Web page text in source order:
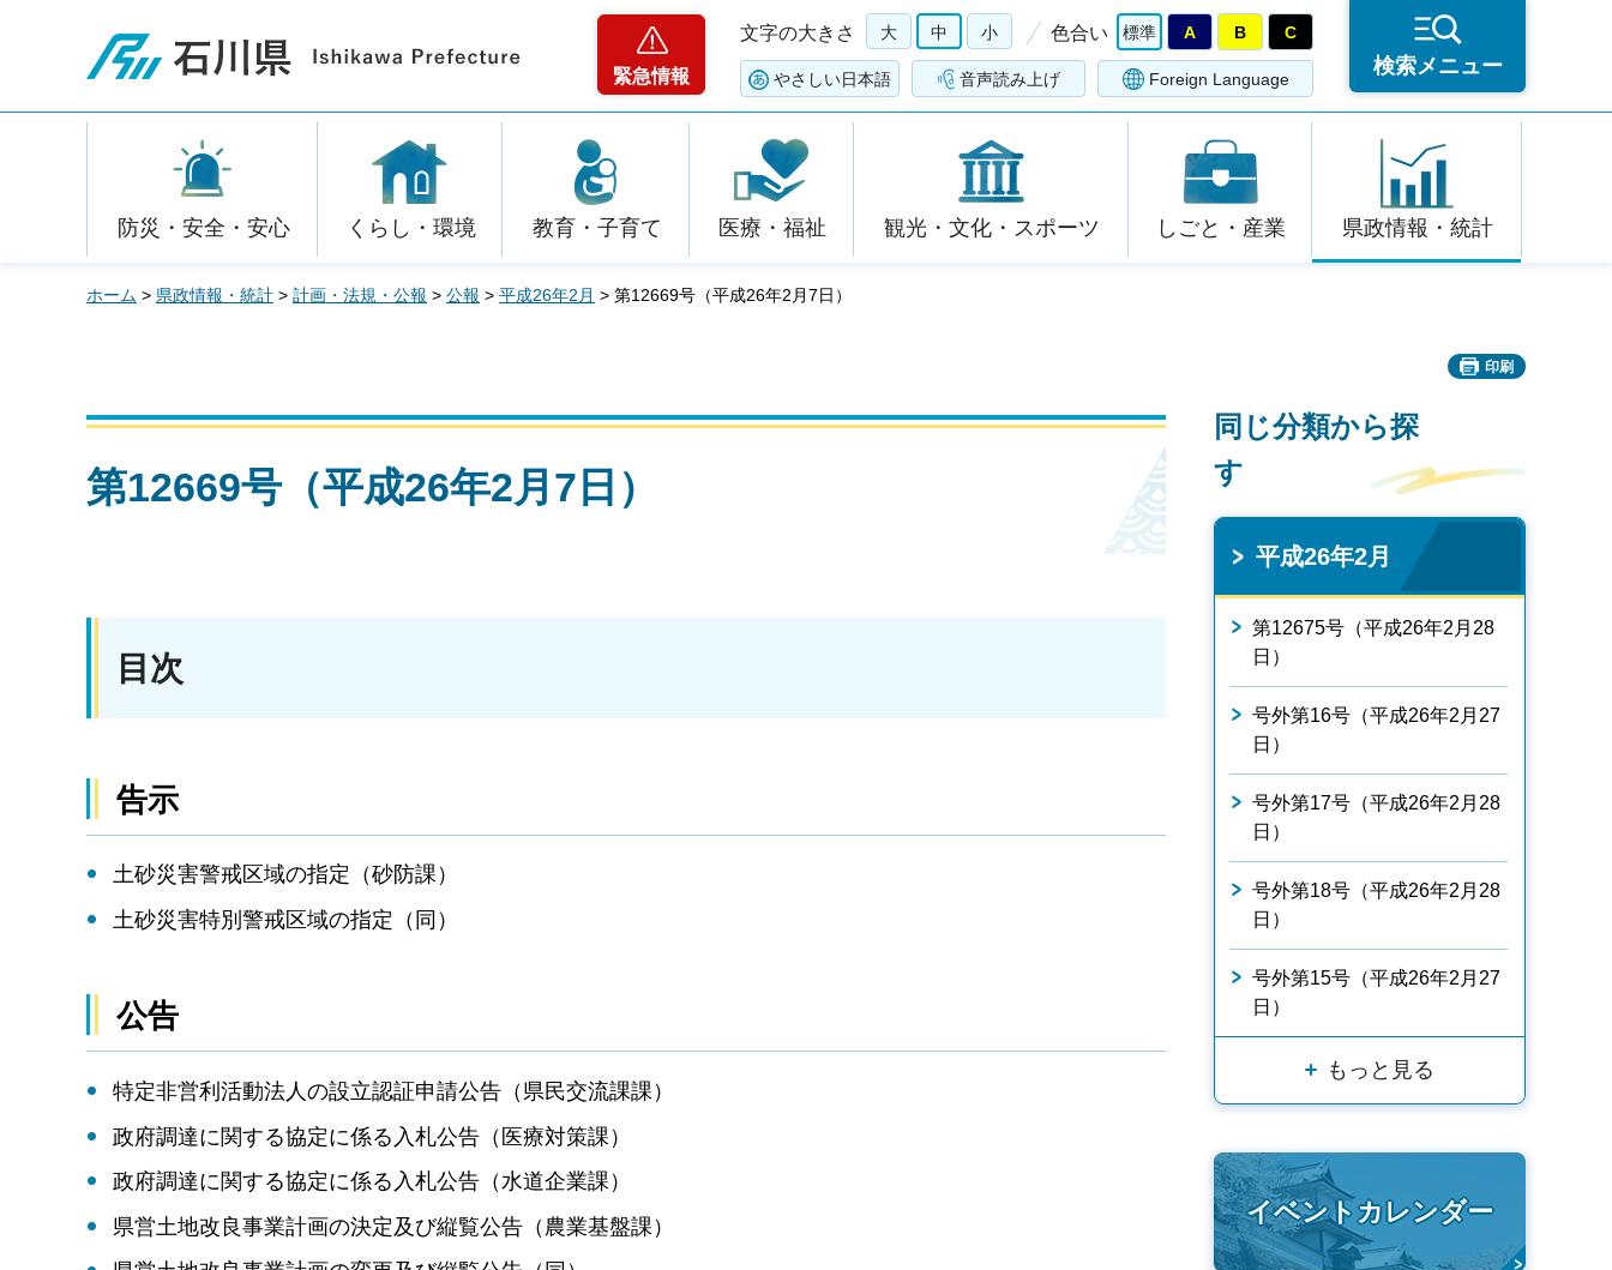
石川県
緊急情報
文字の大きさ 大 中 小 色合い 標準 A B C
やさしい日本語 音声読み上げ Foreign Language
検索メニュー
防災・安全・安心 くらし・環境 教育・子育て 医療・福祉 観光・文化・スポーツ しごと・産業 県政情報・統計
ホーム > 県政情報・統計 > 計画・法規・公報 > 公報 > 平成26年2月 > 第12669号（平成26年2月7日）
印刷
第12669号（平成26年2月7日）
目次
告示
土砂災害警戒区域の指定（砂防課）
土砂災害特別警戒区域の指定（同）
公告
特定非営利活動法人の設立認証申請公告（県民交流課課）
政府調達に関する協定に係る入札公告（医療対策課）
政府調達に関する協定に係る入札公告（水道企業課）
県営土地改良事業計画の決定及び縦覧公告（農業基盤課）
同じ分類から探
す
平成26年2月
第12675号（平成26年2月28
日）
号外第16号（平成26年2月27
日）
号外第17号（平成26年2月28
日）
号外第18号（平成26年2月28
日）
号外第15号（平成26年2月27
日）
もっと見る
イベントカレンダー